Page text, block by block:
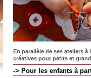
En parallèle de ses ateliers
créatives pour petits et
-> Pour les enfants à